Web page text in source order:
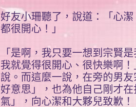
好友小珊聽了，說道：「心
都很開心！」
「是啊，我只要一想到宗賢
我就覺得很開心、很快樂啊
說。而這麼一說，在旁的男
好意思」，也為他自己剛才
氣」，向心潔和大夥兒致歉！